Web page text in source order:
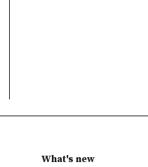
What's new